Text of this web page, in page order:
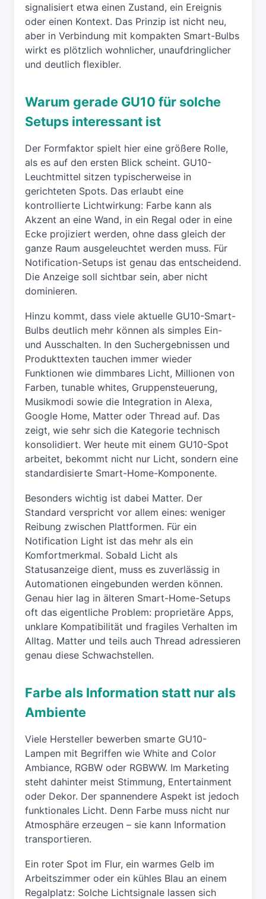
signalisiert etwa einen Zustand, ein Ereignis
oder einen Kontext. Das Prinzip ist nicht neu,
aber in Verbindung mit kompakten Smart-Bulbs
wirkt es plötzlich wohnlicher, unaufdringlicher
und deutlich flexibler.
Warum gerade GU10 für solche
Setups interessant ist
Der Formfaktor spielt hier eine größere Rolle,
als es auf den ersten Blick scheint. GU10-
Leuchtmittel sitzen typischerweise in
gerichteten Spots. Das erlaubt eine
kontrollierte Lichtwirkung: Farbe kann als
Akzent an eine Wand, in ein Regal oder in eine
Ecke projiziert werden, ohne dass gleich der
ganze Raum ausgeleuchtet werden muss. Für
Notification-Setups ist genau das entscheidend.
Die Anzeige soll sichtbar sein, aber nicht
dominieren.
Hinzu kommt, dass viele aktuelle GU10-Smart-
Bulbs deutlich mehr können als simples Ein-
und Ausschalten. In den Suchergebnissen und
Produkttexten tauchen immer wieder
Funktionen wie dimmbares Licht, Millionen von
Farben, tunable whites, Gruppensteuerung,
Musikmodi sowie die Integration in Alexa,
Google Home, Matter oder Thread auf. Das
zeigt, wie sehr sich die Kategorie technisch
konsolidiert. Wer heute mit einem GU10-Spot
arbeitet, bekommt nicht nur Licht, sondern eine
standardisierte Smart-Home-Komponente.
Besonders wichtig ist dabei Matter. Der
Standard verspricht vor allem eines: weniger
Reibung zwischen Plattformen. Für ein
Notification Light ist das mehr als ein
Komfortmerkmal. Sobald Licht als
Statusanzeige dient, muss es zuverlässig in
Automationen eingebunden werden können.
Genau hier lag in älteren Smart-Home-Setups
oft das eigentliche Problem: proprietäre Apps,
unklare Kompatibilität und fragiles Verhalten im
Alltag. Matter und teils auch Thread adressieren
genau diese Schwachstellen.
Farbe als Information statt nur als
Ambiente
Viele Hersteller bewerben smarte GU10-
Lampen mit Begriffen wie White and Color
Ambiance, RGBW oder RGBWW. Im Marketing
steht dahinter meist Stimmung, Entertainment
oder Dekor. Der spannendere Aspekt ist jedoch
funktionales Licht. Denn Farbe muss nicht nur
Atmosphäre erzeugen – sie kann Information
transportieren.
Ein roter Spot im Flur, ein warmes Gelb im
Arbeitszimmer oder ein kühles Blau an einem
Regalplatz: Solche Lichtsignale lassen sich